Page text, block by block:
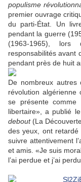
populisme
premier ouvrage
du parti-État. Un
pendant la guerre
(1963-1965),
responsabilités avant
pendant près de huit
De nombreux
révolution
se présente comme
libertaire», a publié
debout(La
des yeux, ont
suivre attentivement
et amis. «Je suis
l’ai perdue et j’ai